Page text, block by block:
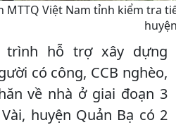
MTTQ Việt Nam tỉnh kiểm tra
trình hỗ trợ xây dựng
có công, CCB nghèo,
về nhà ở giai đoạn 3
huyện Quản Bạ có 2